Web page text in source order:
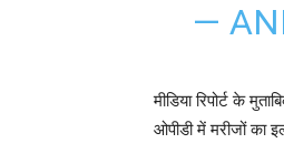
—
मीडिया रिपोर्ट के
ओपीडी में मरीजों का